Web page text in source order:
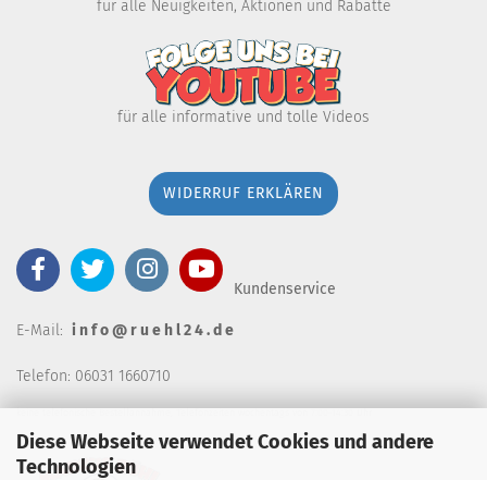
Diese Webseite verwendet Cookies und andere
Technologien
für alle Neuigkeiten, Aktionen und Rabatte
für alle informative und tolle Videos
WIDERRUF ERKLÄREN
Kundenservice
E-Mail: i n f o @ r u e h l 2 4 . d e
Telefon: 06031 1660710